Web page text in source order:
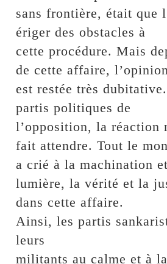
sans frontière, était que
ériger des obstacles à
cette procédure. Mais
de cette affaire,
est restée très
partis politiques de
l’opposition, la réaction
fait attendre. Tout le
a crié à la machination
lumière, la vérité et la
dans cette affaire.
Ainsi, les partis
leurs
militants au calme et à